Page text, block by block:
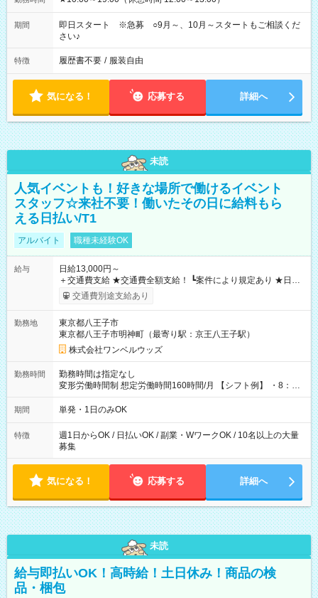
期間
即日スタート ※急募 ○9月～、10月～スタートもご相談くだ
さい♪
特徴 履歴書不要 / 服装自由
気になる！ 応募する 詳細へ
未読
人気イベントも！好きな場所で働けるイベント
スタッフ☆来社不要！働いたその日に給料もら
える日払い/T1
アルバイト 職種未経験OK
給与
日給13,000円～
＋交通費支給 ★交通費全額支給！ ┗案件により規定あり ★日払
いOK！（規定あり） ┗働いたその日に現金GET♪ お仕事後はコ
ンビニATMから 日払い分を引き落とせます！ 【試用期間】試
交通費別途支給あり
勤務地
東京都八王子市
東京都八王子市明神町（最寄り駅：京王八王子駅）
株式会社ワンベルウッズ
勤務時間
勤務時間は指定なし
変形労働時間制 想定労働時間160時間/月 【シフト例】 ・8：00
～21：00
期間 単発・1日のみOK
特徴
週1日からOK / 日払いOK / 副業・WワークOK / 10名以上の大量
募集
気になる！ 応募する 詳細へ
未読
給与即払いOK！高時給！土日休み！商品の検
品・梱包